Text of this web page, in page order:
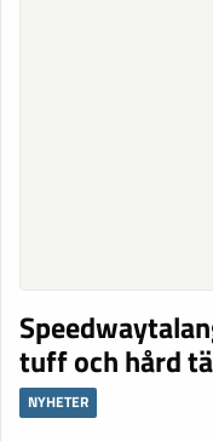
tuff och hård
NYHETER